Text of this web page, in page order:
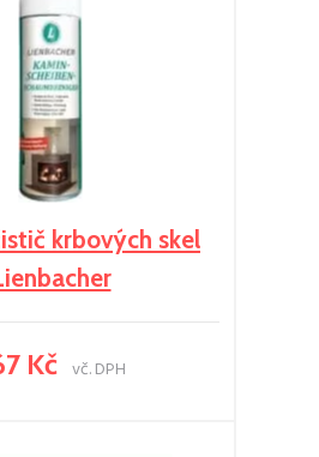
krbových skel
Kč vč. DPH